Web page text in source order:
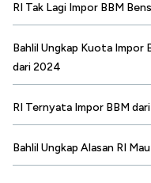
RI Tak Lagi Impor BBM
Bahlil Ungkap Kuota Impor
dari 2024
RI Ternyata Impor BBM
Bahlil Ungkap Alasan RI